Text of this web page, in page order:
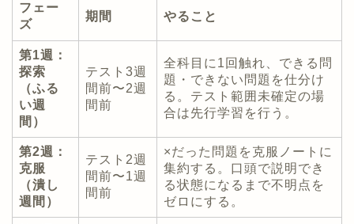
フェー
ズ
期間 やること
第1週：
探索
（ふる
い週
間）
テスト3週
間前〜2週
間前
全科目に1回触れ、できる問
題・できない問題を仕分け
る。テスト範囲未確定の場
合は先行学習を行う。
第2週：
克服
（潰し
週間）
テスト2週
間前〜1週
間前
×だった問題を克服ノートに
集約する。口頭で説明でき
る状態になるまで不明点を
ゼロにする。